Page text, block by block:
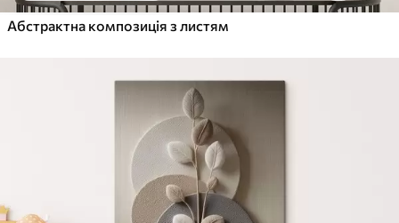
Абстрактна композиція з листям